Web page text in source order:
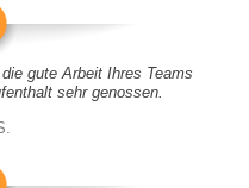
gute Arbeit Ihres Teams
sehr genossen.